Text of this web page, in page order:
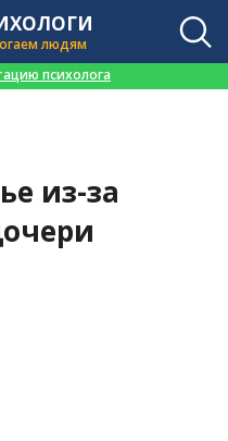
людям
психолога
из-за